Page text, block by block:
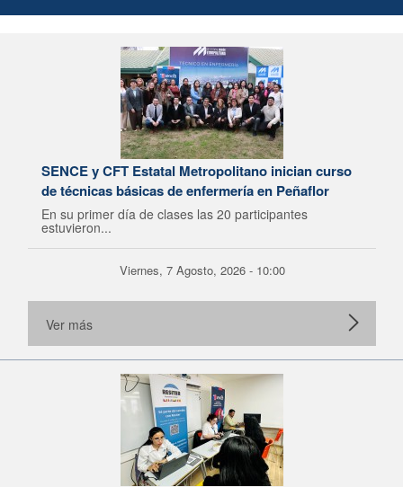
SENCE y CFT Estatal Metropolitano inician curso
de técnicas básicas de enfermería en Peñaflor
En su primer día de clases las 20 participantes
estuvieron...
Viernes, 7 Agosto, 2026 - 10:00
Ver más